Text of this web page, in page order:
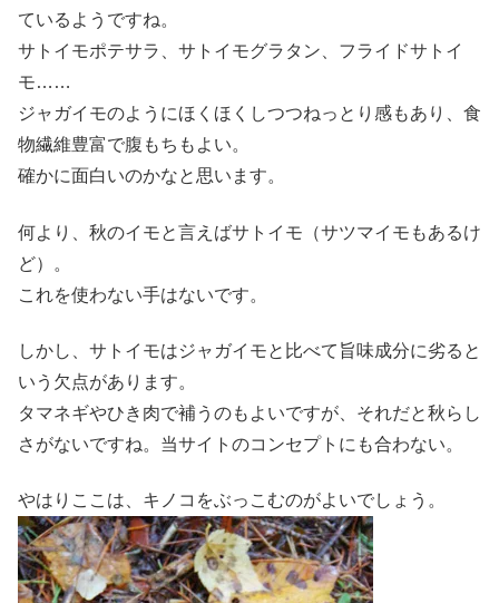
ているようですね。
サトイモポテサラ、サトイモグラタン、フライドサトイ
モ……
ジャガイモのようにほくほくしつつねっとり感もあり、食
物繊維豊富で腹もちもよい。
確かに面白いのかなと思います。
何より、秋のイモと言えばサトイモ（サツマイモもあるけ
ど）。
これを使わない手はないです。
しかし、サトイモはジャガイモと比べて旨味成分に劣ると
いう欠点があります。
タマネギやひき肉で補うのもよいですが、それだと秋らし
さがないですね。当サイトのコンセプトにも合わない。
やはりここは、キノコをぶっこむのがよいでしょう。